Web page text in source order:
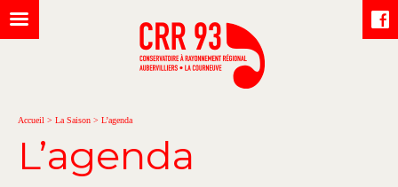
Accueil > La Saison > L’agenda
L’agenda